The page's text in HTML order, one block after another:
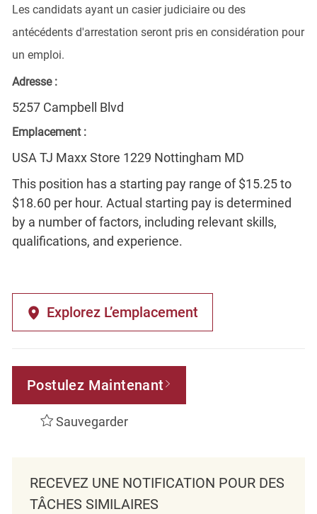
Les candidats ayant un casier judiciaire ou des
antécédents d'arrestation seront pris en considération pour
un emploi.
Adresse :
5257 Campbell Blvd
Emplacement :
USA TJ Maxx Store 1229 Nottingham MD
This position has a starting pay range of $15.25 to
$18.60 per hour. Actual starting pay is determined
by a number of factors, including relevant skills,
qualifications, and experience.
Explorez L’emplacement
Postulez Maintenant
Sauvegarder
RECEVEZ UNE NOTIFICATION POUR DES
TÂCHES SIMILAIRES